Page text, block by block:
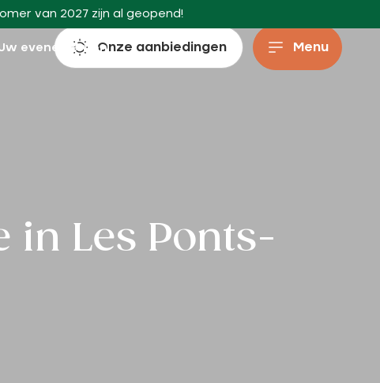
van 2027 zijn al geopend!
evenementenOnze aanbiedingen Menu
in Les Ponts-